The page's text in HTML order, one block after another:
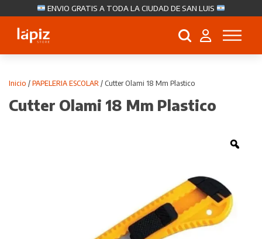
ENVIO GRATIS A TODA LA CIUDAD DE SAN LUIS
Búsqueda
Inicio / PAPELERIA ESCOLAR / Cutter Olami 18 Mm Plastico
Cutter Olami 18 Mm Plastico